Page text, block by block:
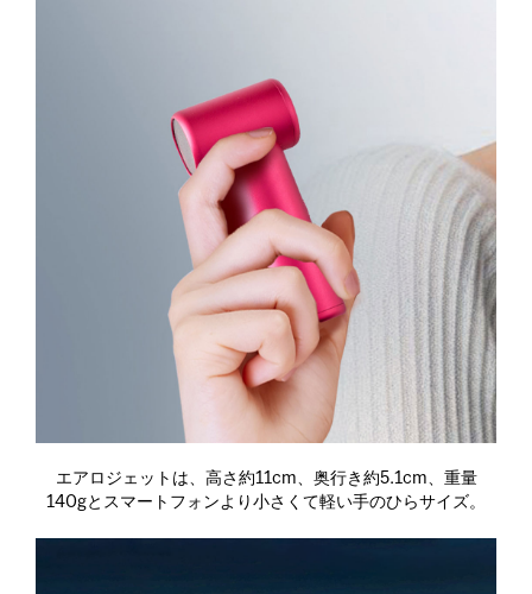
エアロジェットは、高さ約11cm、奥行き約5.1cm、重量
140gとスマートフォンより小さくて軽い手のひらサイズ。